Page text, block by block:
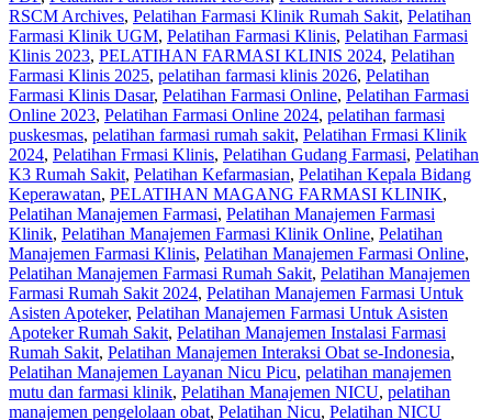
RSCM Archives, Pelatihan Farmasi Klinik Rumah Sakit, Pelatihan
Farmasi Klinik UGM, Pelatihan Farmasi Klinis, Pelatihan Farmasi
Klinis 2023, PELATIHAN FARMASI KLINIS 2024, Pelatihan
Farmasi Klinis 2025, pelatihan farmasi klinis 2026, Pelatihan
Farmasi Klinis Dasar, Pelatihan Farmasi Online, Pelatihan Farmasi
Online 2023, Pelatihan Farmasi Online 2024, pelatihan farmasi
puskesmas, pelatihan farmasi rumah sakit, Pelatihan Frmasi Klinik
2024, Pelatihan Frmasi Klinis, Pelatihan Gudang Farmasi, Pelatihan
K3 Rumah Sakit, Pelatihan Kefarmasian, Pelatihan Kepala Bidang
Keperawatan, PELATIHAN MAGANG FARMASI KLINIK,
Pelatihan Manajemen Farmasi, Pelatihan Manajemen Farmasi
Klinik, Pelatihan Manajemen Farmasi Klinik Online, Pelatihan
Manajemen Farmasi Klinis, Pelatihan Manajemen Farmasi Online,
Pelatihan Manajemen Farmasi Rumah Sakit, Pelatihan Manajemen
Farmasi Rumah Sakit 2024, Pelatihan Manajemen Farmasi Untuk
Asisten Apoteker, Pelatihan Manajemen Farmasi Untuk Asisten
Apoteker Rumah Sakit, Pelatihan Manajemen Instalasi Farmasi
Rumah Sakit, Pelatihan Manajemen Interaksi Obat se-Indonesia,
Pelatihan Manajemen Layanan Nicu Picu, pelatihan manajemen
mutu dan farmasi klinik, Pelatihan Manajemen NICU, pelatihan
manajemen pengelolaan obat, Pelatihan Nicu, Pelatihan NICU